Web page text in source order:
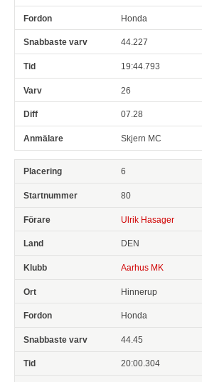
Honda
44.227
19:44.793
26
07.28
Skjern MC
6
80
Ulrik Hasager
DEN
Aarhus MK
Hinnerup
Honda
44.45
20:00.304